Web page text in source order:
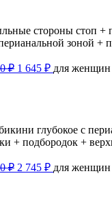
стороны стоп +
зоной +
₽ 1 645 ₽ для женщин
глубокое с
+ подбородок +
₽ 2 745 ₽ для женщин